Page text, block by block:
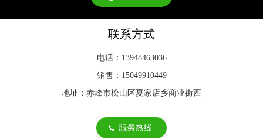
联系方式
电话：13948463036
销售：15049910449
地址：赤峰市松山区夏家店乡商业街西